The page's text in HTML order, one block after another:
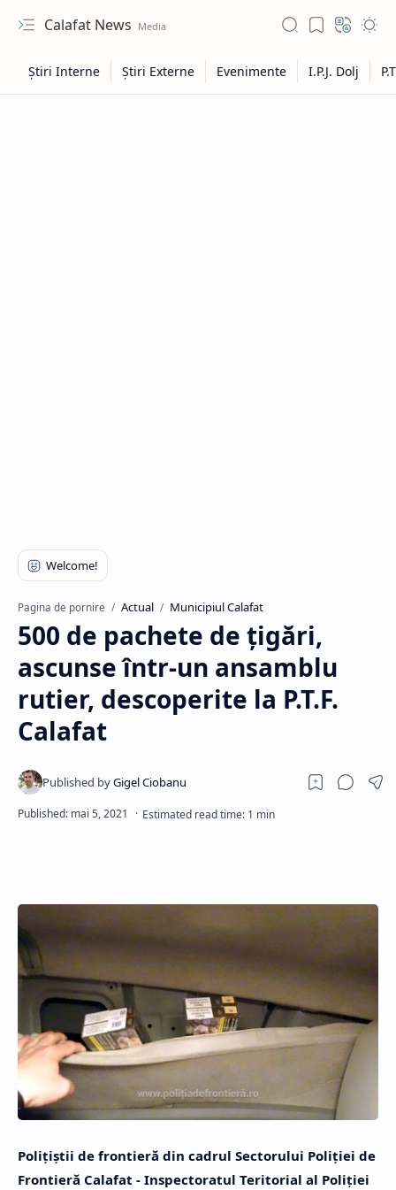
Calafat News
Pagina de pornire Actual Municipiul Calafat
500 de pachete de țigări,
ascunse într-un ansamblu
rutier, descoperite la P.T.F.
Calafat
Poliţiştii de frontieră din cadrul Sectorului Poliției de
Frontieră Calafat - Inspectoratul Teritorial al Poliției